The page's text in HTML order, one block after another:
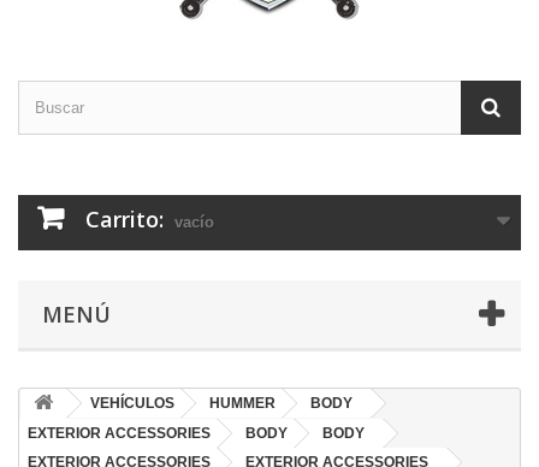
Carrito: vacío
MENÚ
VEHÍCULOS HUMMER
BODY
EXTERIOR ACCESSORIES
BODY
BODY
EXTERIOR ACCESSORIES
EXTERIOR ACCESSORIES